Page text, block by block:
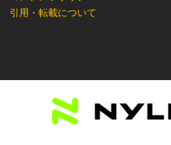
引用・転載について